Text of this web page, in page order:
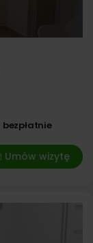
bezpłatnie
Umów wizytę